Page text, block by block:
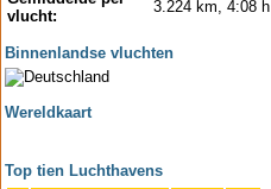
vlucht:
3.224 km, 4:08 h
Binnenlandse vluchten
Wereldkaart
Top tien Luchthavens